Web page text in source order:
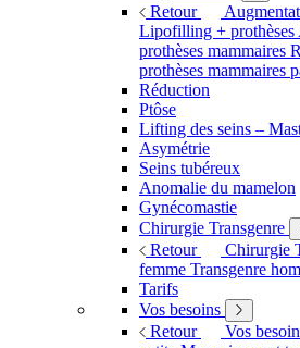
Retour
Lipofilling + prothèses
prothèses mammaires
prothèses mammaires
Réduction
Ptôse
Lifting des seins –
Asymétrie
Seins tubéreux
Anomalie du mamelon
Gynécomastie
Chirurgie Transgenre
Retour
Chirurgie
femme Transgenre
Tarifs
Vos besoins
Retour
Vos